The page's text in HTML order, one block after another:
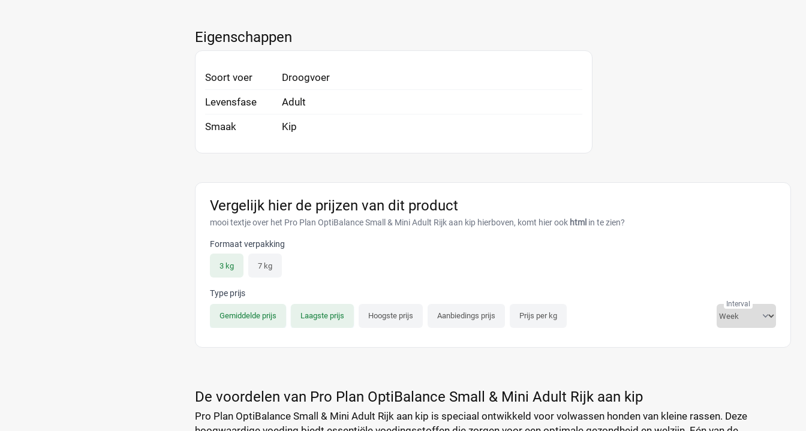
Eigenschappen
Soort voer Droogvoer
Levensfase Adult
Smaak Kip
Vergelijk hier de prijzen van dit product
mooi textje over het Pro Plan OptiBalance Small & Mini Adult Rijk aan kip hierboven, komt hier ook html in te zien?
Formaat verpakking
3 kg 7 kg
Type prijs
Gemiddelde prijs Laagste prijs Hoogste prijs Aanbiedings prijs Prijs per kg
Interval
De voordelen van Pro Plan OptiBalance Small & Mini Adult Rijk aan kip
Pro Plan OptiBalance Small & Mini Adult Rijk aan kip is speciaal ontwikkeld voor volwassen honden van kleine rassen. Deze